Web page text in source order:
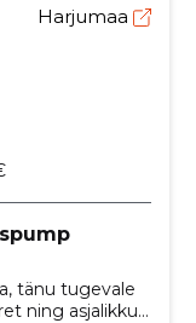
Harjumaa
tänu tugevale
ning asjalikku